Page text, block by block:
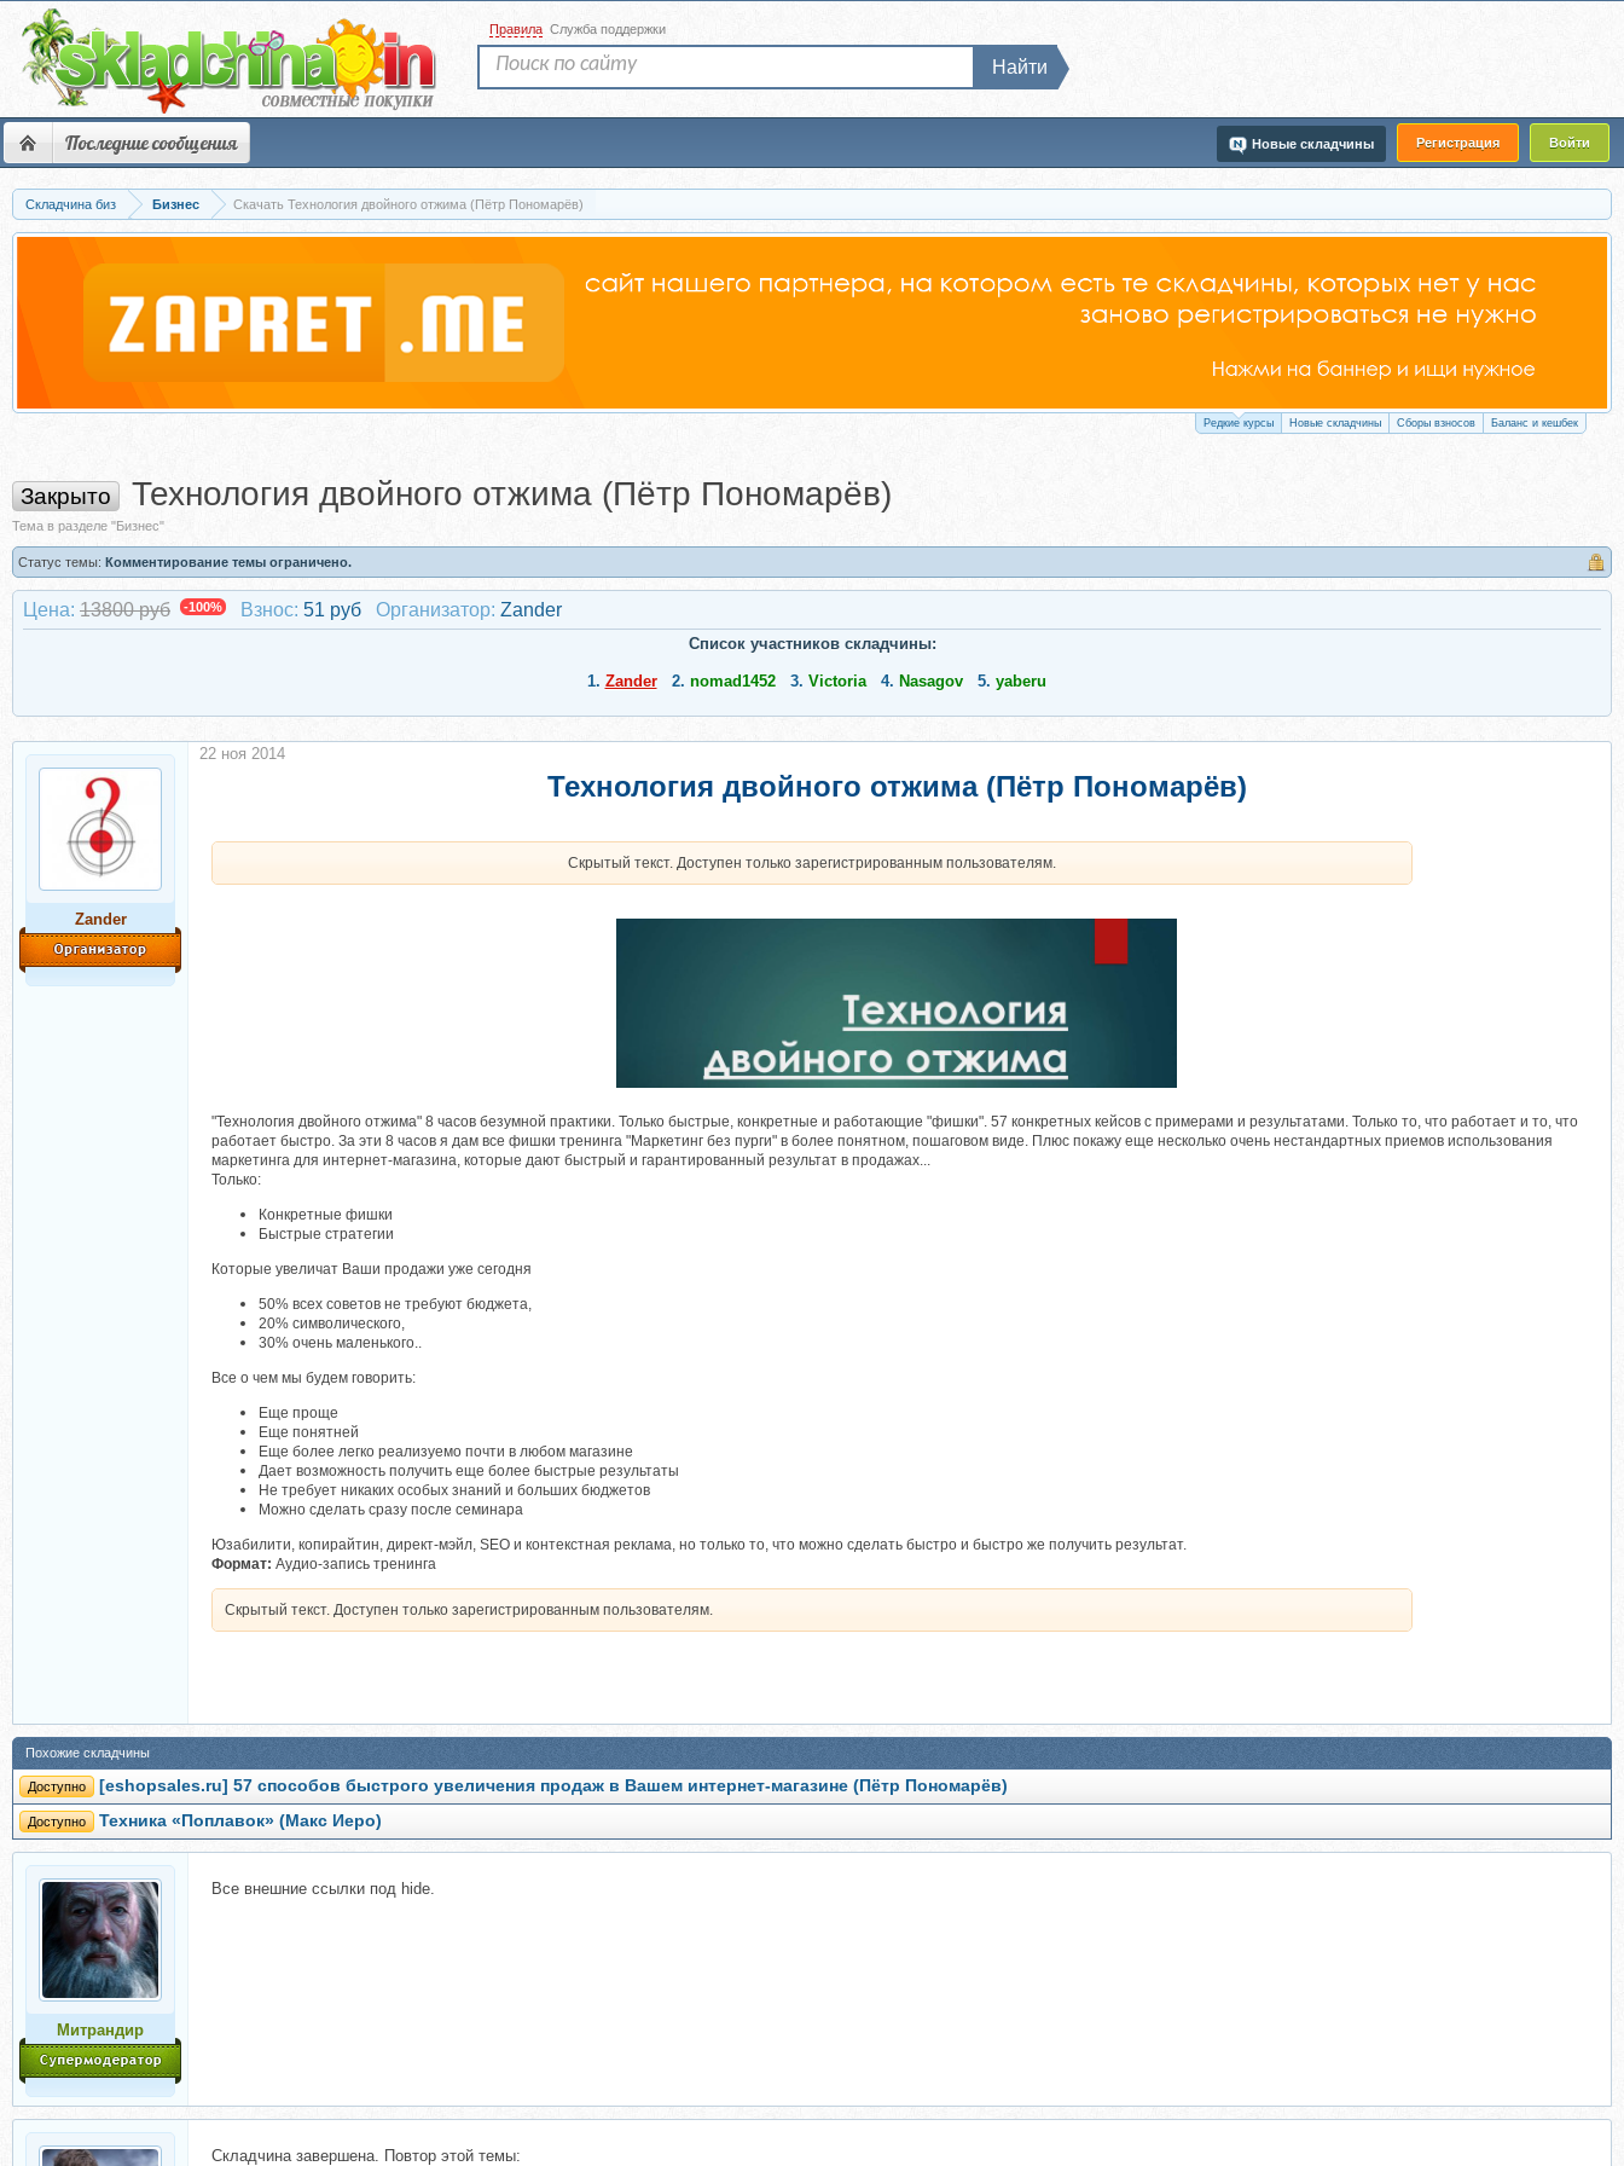
Последние сообщения Регистрация Войти
Новые складчины
Правила Служба поддержки
Найти
Складчина биз Бизнес Скачать Технология двойного отжима (Пётр Пономарёв)
Редкие курсы Новые складчины Сборы взносов Баланс и кешбек
Закрыто Технология двойного отжима (Пётр Пономарёв)
Тема в разделе "Бизнес"
Статус темы: Комментирование темы ограничено.
Цена: 13800 руб -100% Взнос: 51 руб Организатор: Zander
Список участников складчины:
1. Zander 2. nomad1452 3. Victoria 4. Nasagov 5. yaberu
Zander
Технология двойного отжима (Пётр Пономарёв)
Скрытый текст. Доступен только зарегистрированным пользователям.
"Технология двойного отжима" 8 часов безумной практики. Только быстрые, конкретные и работающие "фишки". 57 конкретных кейсов с примерами и результатами. Только то, что работает и то, что
работает быстро. За эти 8 часов я дам все фишки тренинга "Маркетинг без пурги" в более понятном, пошаговом виде. Плюс покажу еще несколько очень нестандартных приемов использования
маркетинга для интернет-магазина, которые дают быстрый и гарантированный результат в продажах...
Только:
Конкретные фишки
Быстрые стратегии
Которые увеличат Ваши продажи уже сегодня
50% всех советов не требуют бюджета,
20% символического,
30% очень маленького..
Все о чем мы будем говорить:
Еще проще
Еще понятней
Еще более легко реализуемо почти в любом магазине
Дает возможность получить еще более быстрые результаты
Не требует никаких особых знаний и больших бюджетов
Можно сделать сразу после семинара
Юзабилити, копирайтин, директ-мэйл, SEO и контекстная реклама, но только то, что можно сделать быстро и быстро же получить результат.
Формат: Аудио-запись тренинга
Скрытый текст. Доступен только зарегистрированным пользователям.
22 ноя 2014
Похожие складчины
Доступно [eshopsales.ru] 57 способов быстрого увеличения продаж в Вашем интернет-магазине (Пётр Пономарёв)
Доступно Техника «Поплавок» (Макс Иеро)
Митрандир
Все внешние ссылки под hide.
Складчина завершена. Повтор этой темы: